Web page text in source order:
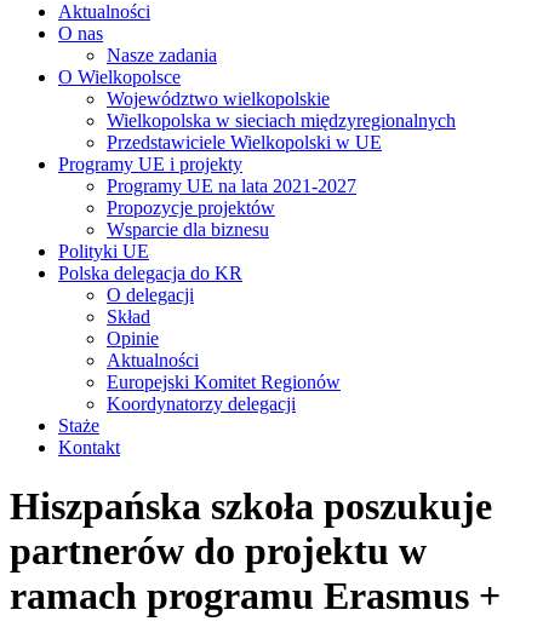
Aktualności
O nas
Nasze zadania
O Wielkopolsce
Województwo wielkopolskie
Wielkopolska w sieciach międzyregionalnych
Przedstawiciele Wielkopolski w UE
Programy UE i projekty
Programy UE na lata 2021-2027
Propozycje projektów
Wsparcie dla biznesu
Polityki UE
Polska delegacja do KR
O delegacji
Skład
Opinie
Aktualności
Europejski Komitet Regionów
Koordynatorzy delegacji
Staże
Kontakt
Hiszpańska szkoła poszukuje
partnerów do projektu w
ramach programu Erasmus +